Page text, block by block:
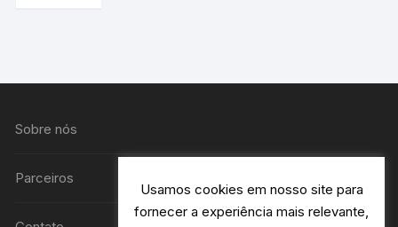
Sobre nós
Parceiros
Usamos cookies em nosso site para
fornecer a experiência mais relevante,